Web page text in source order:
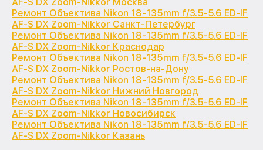
Ремонт Объектива Nikon 18-135mm f/3.5-5.6 ED-IF
AF-S DX Zoom-Nikkor Санкт-Петербург
Ремонт Объектива Nikon 18-135mm f/3.5-5.6 ED-IF
AF-S DX Zoom-Nikkor Краснодар
Ремонт Объектива Nikon 18-135mm f/3.5-5.6 ED-IF
AF-S DX Zoom-Nikkor Ростов-на-Дону
Ремонт Объектива Nikon 18-135mm f/3.5-5.6 ED-IF
AF-S DX Zoom-Nikkor Нижний Новгород
Ремонт Объектива Nikon 18-135mm f/3.5-5.6 ED-IF
AF-S DX Zoom-Nikkor Новосибирск
Ремонт Объектива Nikon 18-135mm f/3.5-5.6 ED-IF
AF-S DX Zoom-Nikkor Казань